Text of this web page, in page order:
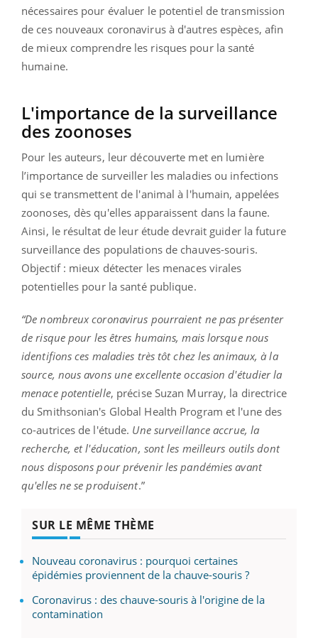
nécessaires pour évaluer le potentiel de transmission
de ces nouveaux coronavirus à d'autres espèces, afin
de mieux comprendre les risques pour la santé
humaine.
L'importance de la surveillance
des zoonoses
Pour les auteurs, leur découverte met en lumière
l’importance de surveiller les maladies ou infections
qui se transmettent de l'animal à l'humain, appelées
zoonoses, dès qu'elles apparaissent dans la faune.
Ainsi, le résultat de leur étude devrait guider la future
surveillance des populations de chauves-souris.
Objectif : mieux détecter les menaces virales
potentielles pour la santé publique.
“De nombreux coronavirus pourraient ne pas présenter
de risque pour les êtres humains, mais lorsque nous
identifions ces maladies très tôt chez les animaux, à la
source, nous avons une excellente occasion d'étudier la
menace potentielle, précise Suzan Murray, la directrice
du Smithsonian's Global Health Program et l'une des
co-autrices de l'étude. Une surveillance accrue, la
recherche, et l'éducation, sont les meilleurs outils dont
nous disposons pour prévenir les pandémies avant
qu'elles ne se produisent.”
SUR LE MÊME THÈME
Nouveau coronavirus : pourquoi certaines
épidémies proviennent de la chauve-souris ?
Coronavirus : des chauve-souris à l'origine de la
contamination